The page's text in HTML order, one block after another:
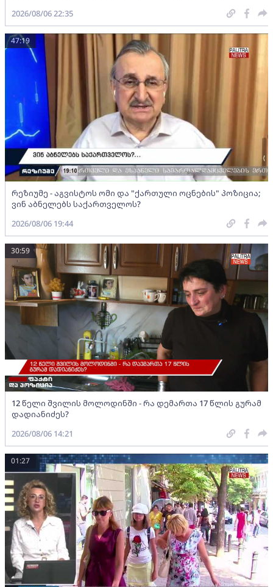
2026/08/06 22:35
რეზიუმე - აგვისტოს ომი და "ქართული ოცნების" პოზიცია;
ვინ აბნელებს საქართველოს?
47:19
2026/08/06 19:44
12 წელი შვილის მოლოდინში - რა დემართა 17 წლის გურამ
დადიანიძეს?
30:59
2026/08/06 14:21
01:27